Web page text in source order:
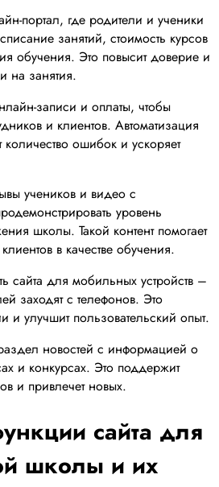
портал, где родители и ученики
занятий, стоимость курсов
обучения. Это повысит доверие и
на занятия.
записи и оплаты, чтобы
и клиентов. Автоматизация
ошибок и ускоряет
учеников и видео с
уровень
школы. Такой контент помогает
в качестве обучения.
сайта для мобильных устройств –
заходят с телефонов. Это
и улучшит пользовательский опыт.
новостей с информацией о
и конкурсах. Это поддержит
и привлечет новых.
сайта для
школы и их